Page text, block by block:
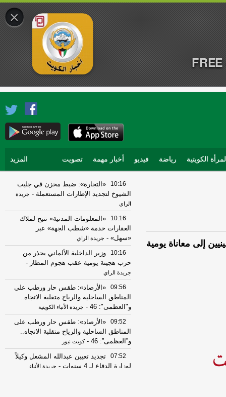
الكويتية رياضة فيديو أخبار مهمة تصويت المزيد
إلى معاناة يومية
10:16
«التجارة»: ضبط مخزن في جليب
الشيوخ لتجديد الإطارات المستعملة - جريدة
الراي
10:16
«المعلومات المدنية» تتيح لملاك
العقارات خدمة «شطب الجهة» عبر
«سهل» - جريدة الراي
10:16
وزير الداخلية الألماني يحذر من
حرب هجينة يومية عقب هجوم المطار -
جريدة الراي
09:56
«الأرصاد»: طقس حار ورطب على
المناطق الساحلية والرياح متقلبة الاتجاه..
و"العظمى": 46
- جريدة الأنباء الكويتية
09:52
«الأرصاد»: طقس حار ورطب على
المناطق الساحلية والرياح متقلبة الاتجاه..
و”العظمى”: 46
-كويت نيوز
07:52
تجديد تعيين عبدالله المشعل وكيلاً
لوزارة الدفاع لـ 4 سنوات
- جريدة الأنباء
×